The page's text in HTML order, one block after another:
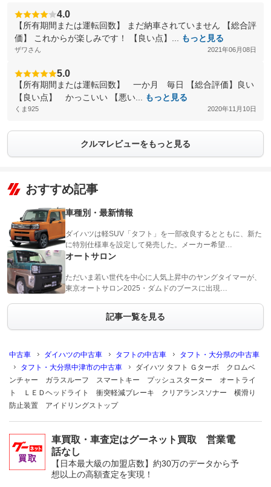
4.0
【所有期間または運転回数】 まだ納車されていません 【総合評
価】 これからが楽しみです！ 【良い点】...
もっと見る
ザワさん 2021年06月08日
5.0
【所有期間または運転回数】 一か月 毎日 【総合評価】良い
【良い点】 かっこいい 【悪い...
もっと見る
くま925 2020年11月10日
クルマレビューをもっと見る
おすすめ記事
車種別・最新情報
ダイハツは軽SUV「タフト」を一部改良するとともに、新た
に特別仕様車を設定して発売した。メーカー希望…
オートサロン
ただいま若い世代を中心に人気上昇中のヤングタイマーが、
東京オートサロン2025・ダムドのブースに出現…
記事一覧を見る
中古車 ダイハツの中古車 タフトの中古車
タフト・大分県の中古車
タフト・大分県中津市の中古車
ダイハツ タフト Ｇターボ クロムベ
ンチャー ガラスルーフ スマートキー プッシュスターター オートライ
ト ＬＥＤヘッドライト 衝突軽減ブレーキ クリアランスソナー 横滑り
防止装置 アイドリングストップ
車買取・車査定はグーネット買取 営業電
話なし
【日本最大級の加盟店数】約30万のデータから予
想以上の高額査定を実現！